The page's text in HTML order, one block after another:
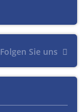
Folgen Sie uns